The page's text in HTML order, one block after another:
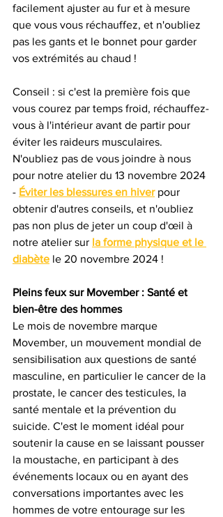
facilement ajuster au fur et à mesure
que vous vous réchauffez, et n'oubliez
pas les gants et le bonnet pour garder
vos extrémités au chaud !
Conseil : si c'est la première fois que
vous courez par temps froid, réchauffez-
vous à l'intérieur avant de partir pour
éviter les raideurs musculaires.
N'oubliez pas de vous joindre à nous
pour notre atelier du 13 novembre 2024
- Éviter les blessures en hiver pour
obtenir d'autres conseils, et n'oubliez
pas non plus de jeter un coup d'œil à
notre atelier sur la forme physique et le
diabète le 20 novembre 2024 !
Pleins feux sur Movember : Santé et
bien-être des hommes
Le mois de novembre marque
Movember, un mouvement mondial de
sensibilisation aux questions de santé
masculine, en particulier le cancer de la
prostate, le cancer des testicules, la
santé mentale et la prévention du
suicide. C'est le moment idéal pour
soutenir la cause en se laissant pousser
la moustache, en participant à des
événements locaux ou en ayant des
conversations importantes avec les
hommes de votre entourage sur les